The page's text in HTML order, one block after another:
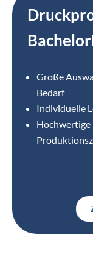
Große
Bedarf
Individuelle